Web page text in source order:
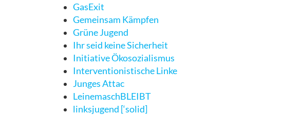
GasExit
Gemeinsam Kämpfen
Grüne Jugend
Ihr seid keine Sicherheit
Initiative Ökosozialismus
Interventionistische Linke
Junges Attac
LeinemaschBLEIBT
linksjugend [‘solid]